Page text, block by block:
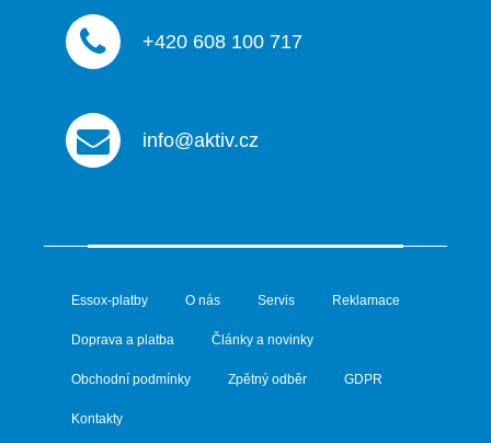
+420 608 100 717
info@aktiv.cz
Essox-platby O nás Servis Reklamace
Doprava a platba Články a novinky
Obchodní podmínky Zpětný odběr GDPR
Kontakty